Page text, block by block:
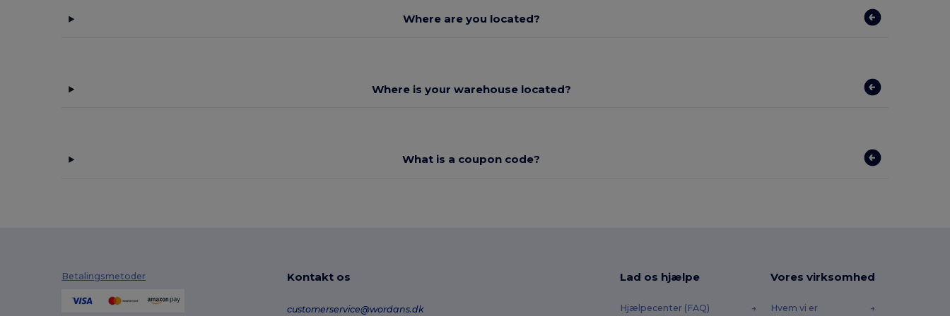
Where are you located?
Where is your warehouse located?
What is a coupon code?
Betalingsmetoder Kontakt os
customerservice@wordans.dk
Lad os hjælpe
Hjælpecenter (FAQ)
Vores virksomhed
Hvem vi er